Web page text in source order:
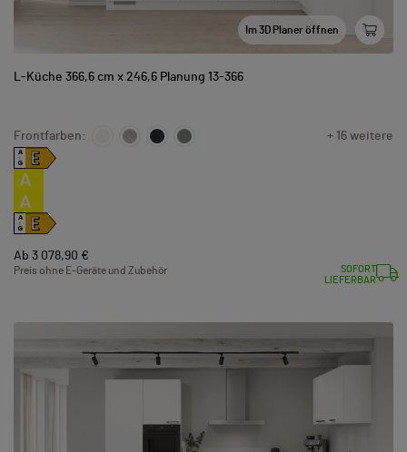
Im 3D Planer öffnen
L-Küche 366,6 cm x 246,6 Planung 13-366
Frontfarben: + 16 weitere
A
↑
G
E
A
A
A
↑
G E
Ab 3 078,90 €
Preis ohne E-Geräte und Zubehör
SOFORT
LIEFERBAR